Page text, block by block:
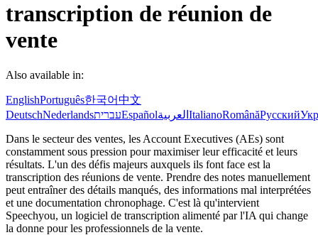
transcription de réunion de
vente
Also available in:
EnglishPortuguês한국어中文
DeutschNederlandsעבריתEspañolالعربية ItalianoRomânăРусский
Dans le secteur des ventes, les Account Executives (AEs) sont
constamment sous pression pour maximiser leur efficacité et leurs
résultats. L'un des défis majeurs auxquels ils font face est la
transcription des réunions de vente. Prendre des notes manuellement
peut entraîner des détails manqués, des informations mal interprétées
et une documentation chronophage. C'est là qu'intervient
Speechyou, un logiciel de transcription alimenté par l'IA qui change
la donne pour les professionnels de la vente.